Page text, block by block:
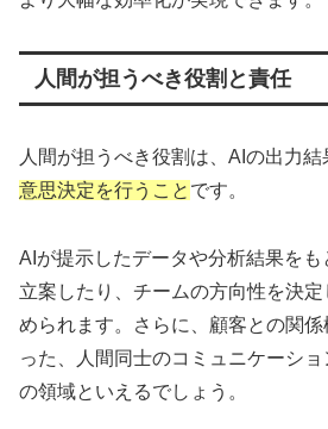
人間が担うべき役割と責任
人間が担うべき役割は、AIの出力結
意思決定を行うこと です。
AIが提示したデータや分析結果を
立案したり、チームの方向性を決
められます。さらに、顧客との関
った、人間同士のコミュニケーシ
の領域といえるでしょう。